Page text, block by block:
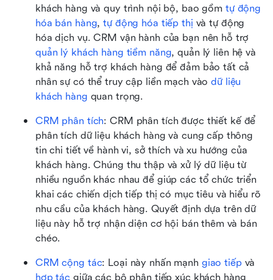
khách hàng và quy trình nội bộ, bao gồm tự động
hóa bán hàng, tự động hóa tiếp thị và tự động
quản lý khách hàng tiềm năng, quản lý liên hệ và
khả năng hỗ trợ khách hàng để đảm bảo tất cả
nhân sự có thể truy cập liền mạch vào dữ liệu
khách hàng quan trọng.
CRM phân tích: CRM phân tích được thiết kế để
phân tích dữ liệu khách hàng và cung cấp thông
tin chi tiết về hành vi, sở thích và xu hướng của
khách hàng. Chúng thu thập và xử lý dữ liệu từ
nhiều nguồn khác nhau để giúp các tổ chức triển
khai các chiến dịch tiếp thị có mục tiêu và hiểu rõ
nhu cầu của khách hàng. Quyết định dựa trên dữ
liệu này hỗ trợ nhận diện cơ hội bán thêm và bán
chéo.
CRM cộng tác: Loại này nhấn mạnh giao tiếp
hợp tác giữa các bộ phận tiếp xúc khách hàng